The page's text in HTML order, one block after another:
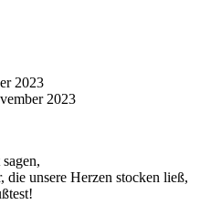
2023
2023
unsere Herzen stocken ließ,